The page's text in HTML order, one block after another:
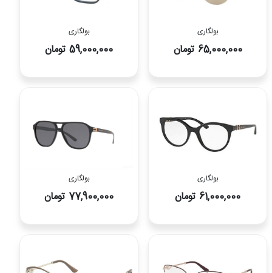
بولگاری
65,000,000 تومان
بولگاری
59,000,000 تومان
بولگاری
61,000,000 تومان
بولگاری
77,900,000 تومان